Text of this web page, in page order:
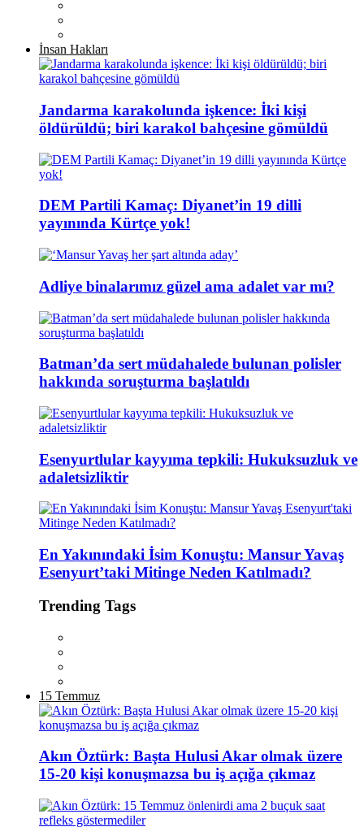
İnsan Hakları
Jandarma karakolunda işkence: İki kişi
öldürüldü; biri karakol bahçesine gömüldü
DEM Partili Kamaç: Diyanet’in 19 dilli
yayınında Kürtçe yok!
Adliye binalarımız güzel ama adalet var mı?
Batman’da sert müdahalede bulunan polisler
hakkında soruşturma başlatıldı
Esenyurtlular kayyıma tepkili: Hukuksuzluk ve
adaletsizliktir
En Yakınındaki İsim Konuştu: Mansur Yavaş
Esenyurt’taki Mitinge Neden Katılmadı?
Trending Tags
15 Temmuz
Akın Öztürk: Başta Hulusi Akar olmak üzere
15-20 kişi konuşmazsa bu iş açığa çıkmaz